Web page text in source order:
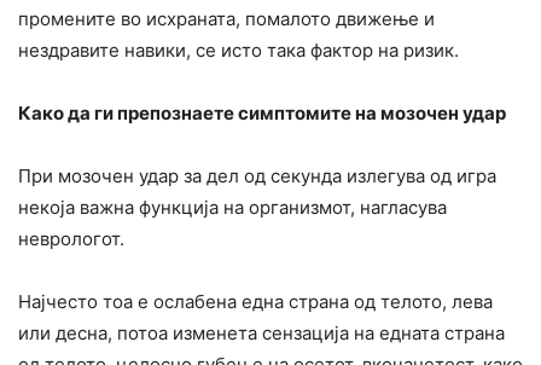
промените во исхраната, помалото движење и
нездравите навики, се исто така фактор на ризик.
Како да ги препознаете симптомите на мозочен удар
При мозочен удар за дел од секунда излегува од игра
некоја важна функција на организмот, нагласува
неврологот.
Најчесто тоа е ослабена една страна од телото, лева
или десна, потоа изменета сензација на едната страна